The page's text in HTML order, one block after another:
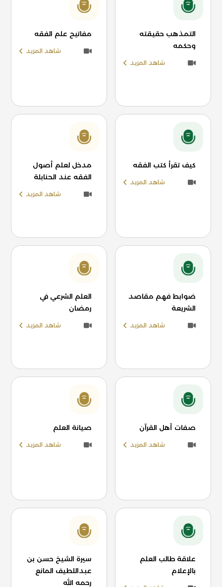
التمذهب حقيقته
وحكمه
شاهد المزيد
مفاتيح علم الفقه
شاهد المزيد
كيف تقرأ كتب الفقه
شاهد المزيد
مدخل لعلم أصول
الفقه عند الحنابلة
شاهد المزيد
ضوابط فهم مقاصد
الشريعة
شاهد المزيد
العلم الشرعي في
رمضان
شاهد المزيد
صفات أهل القرآن
شاهد المزيد
صيانة العلم
شاهد المزيد
علاقة طالب العلم
بالإعلام
سيرة الشيخ حسن بن
عبداللطيف المانع
رحمه الله